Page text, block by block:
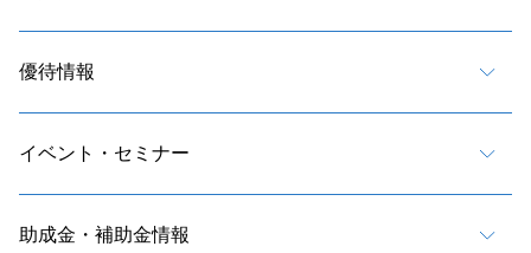
優待情報
イベント・セミナー
助成金・補助金情報